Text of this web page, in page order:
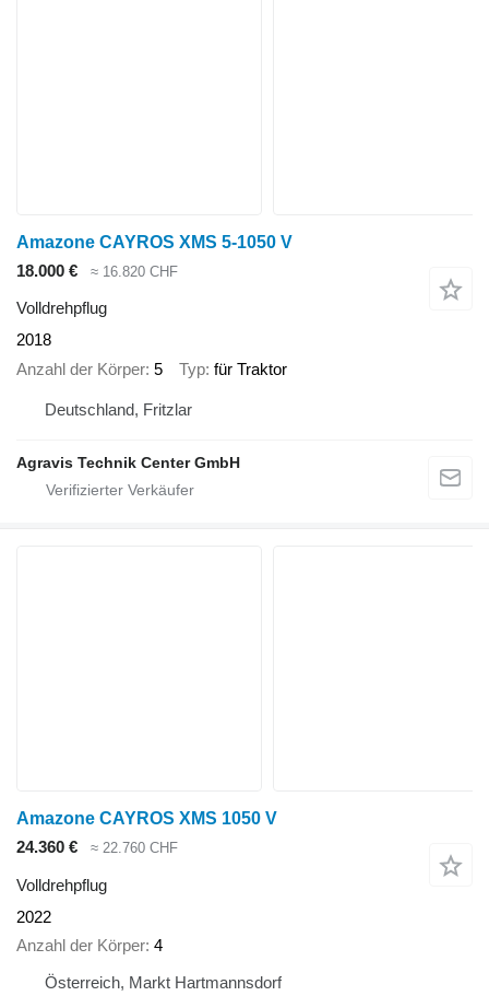
Amazone CAYROS XMS 5-1050 V
18.000 €
≈ 16.820 CHF
Volldrehpflug
2018
Anzahl der Körper 5 Typ für Traktor
Deutschland, Fritzlar
Agravis Technik Center GmbH
Amazone CAYROS XMS 1050 V
24.360 €
≈ 22.760 CHF
Volldrehpflug
2022
Anzahl der Körper 4
Österreich, Markt Hartmannsdorf